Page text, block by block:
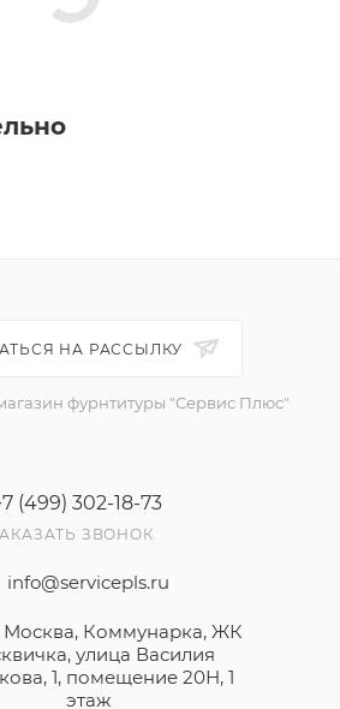
НА РАССЫЛКУ
фурнтитуры "Сервис Плюс"
(499) 302-18-73
ЗВОНОК
info@servicepls.ru
Москва, Коммунарка, ЖК
улица Василия
1​, помещение 20Н, 1
этаж